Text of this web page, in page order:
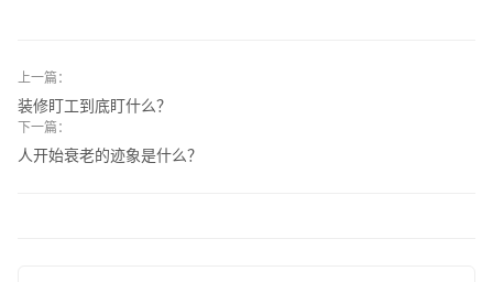
上一篇：
装修盯工到底盯什么？
下一篇：
人开始衰老的迹象是什么？